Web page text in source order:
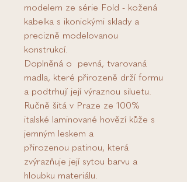
modelem ze série Fold - kožená
kabelka s ikonickými sklady a
precizně modelovanou
konstrukcí.
Doplněná o pevná, tvarovaná
madla, které přirozeně drží formu
a podtrhují její výraznou siluetu.
Ručně šitá v Praze ze 100%
italské laminované hovězí kůže s
jemným leskem a
přirozenou patinou, která
zvýrazňuje její sytou barvu a
hloubku materiálu.